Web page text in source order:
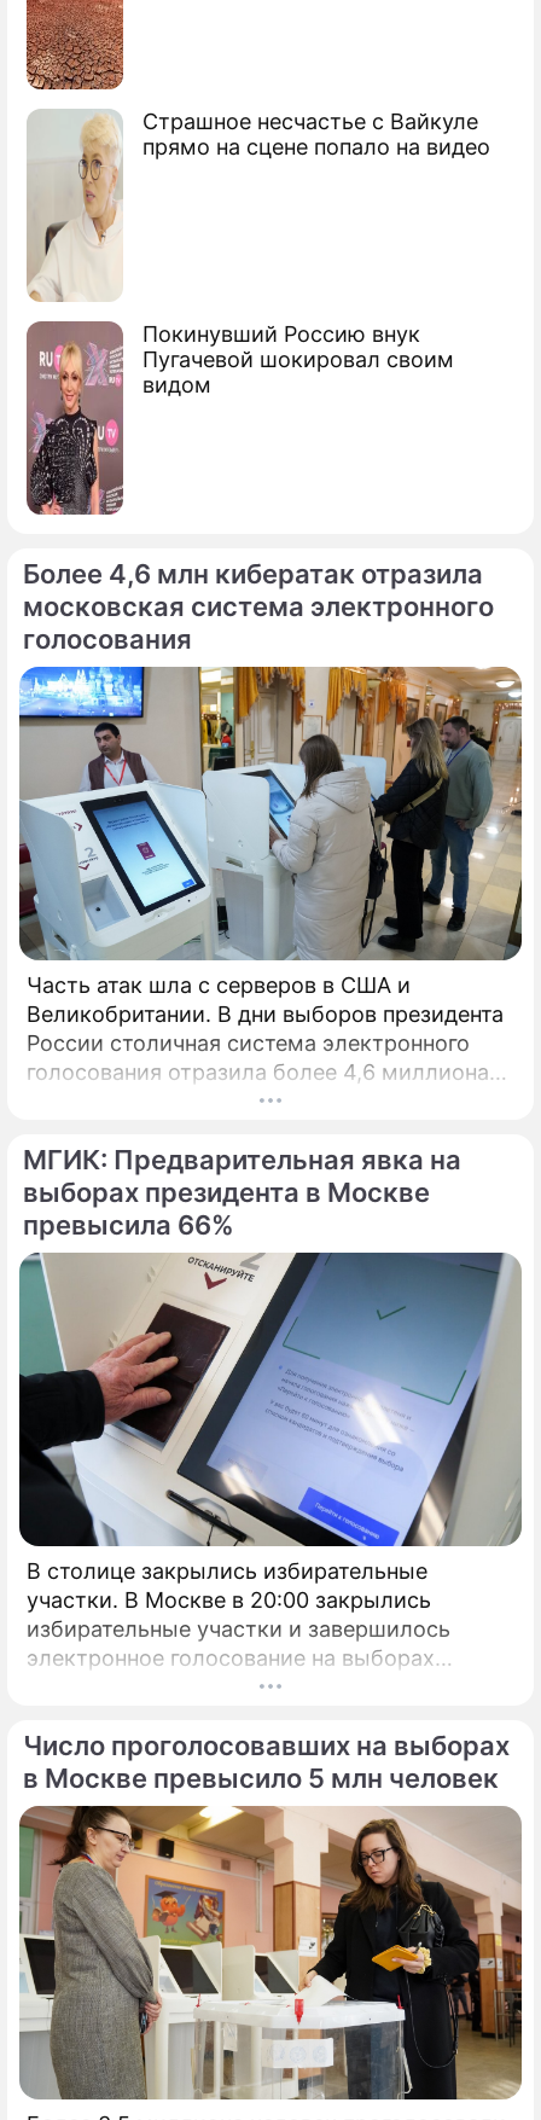
Страшное несчастье с Вайкуле
прямо на сцене попало на видео
Покинувший Россию внук
Пугачевой шокировал своим
видом
Смертник Джалилов собирался
взорвать другую станцию
перед терактом
В СК подтвердили личность
петербургского смертника
Более 4,6 млн кибератак отразила
московская система электронного
голосования
Часть атак шла с серверов в США и
Великобритании. В дни выборов президента
России столичная система электронного
голосования отразила более 4,6 миллиона
кибератак, сообщил глава Электронного
МГИК: Предварительная явка на
выборах президента в Москве
превысила 66%
В столице закрылись избирательные
участки. В Москве в 20:00 закрылись
избирательные участки и завершилось
электронное голосование на выборах
Число проголосовавших на выборах
в Москве превысило 5 млн человек